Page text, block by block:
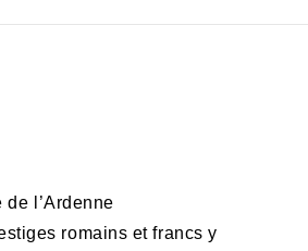
l’Ardenne
romains et francs y